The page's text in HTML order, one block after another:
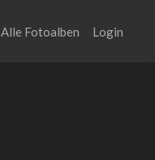
Alle Fotoalben Login